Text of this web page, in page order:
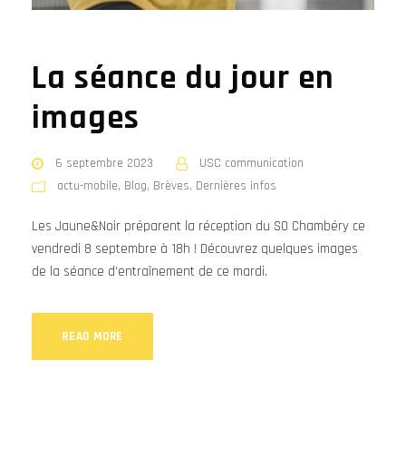
La séance du jour en
images
6 septembre 2023
USC communication
actu-mobile, Blog, Brèves, Dernières infos
Les Jaune&Noir préparent la réception du SO Chambéry ce
vendredi 8 septembre à 18h ! Découvrez quelques images
de la séance d'entraînement de ce mardi.
READ MORE